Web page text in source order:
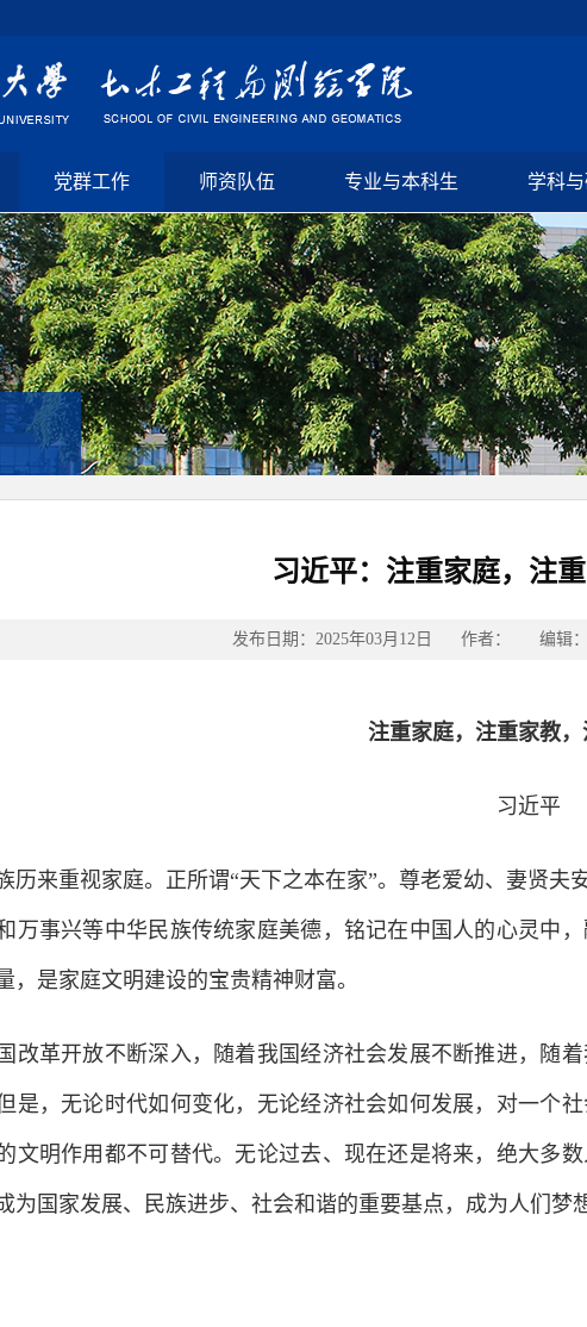
党群工作 师资队伍 专业与本科生 学科
习近平：注重家庭，注
发布日期：2025年03月12日 作者： 编
注重家庭，注重家教
习近平
来重视家庭。正所谓“天下之本在家”。尊老爱幼、妻贤夫
万事兴等中华民族传统家庭美德，铭记在中国人的心灵中
，是家庭文明建设的宝贵精神财富。
革开放不断深入，随着我国经济社会发展不断推进，随着
是，无论时代如何变化，无论经济社会如何发展，对一个
文明作用都不可替代。无论过去、现在还是将来，绝大多
为国家发展、民族进步、社会和谐的重要基点，成为人们梦